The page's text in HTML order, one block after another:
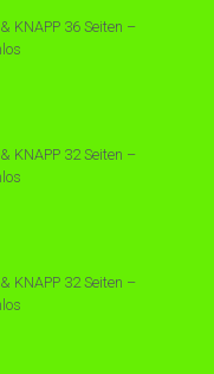
KNAPP 36 Seiten –
KNAPP 32 Seiten –
KNAPP 32 Seiten –